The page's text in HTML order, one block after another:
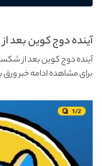
آینده دوج کوین بعد
آینده دوج کوین بعد از
برای مشاهده ادامه خبر ورق